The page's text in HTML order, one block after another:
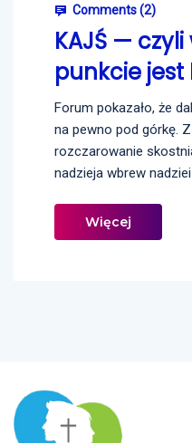
Comments (2)
KAJŚ —
punkcie jest
Forum pokazało, że
na pewno pod górkę.
rozczarowanie
nadzieja wbrew
Więcej